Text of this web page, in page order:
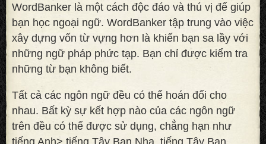
WordBanker là một cách độc đáo và thú vị để giúp
bạn học ngoại ngữ. WordBanker tập trung vào việc
xây dựng vốn từ vựng hơn là khiến bạn sa lầy với
những ngữ pháp phức tạp. Bạn chỉ được kiểm tra
những từ bạn không biết.
Tất cả các ngôn ngữ đều có thể hoán đổi cho
nhau. Bất kỳ sự kết hợp nào của các ngôn ngữ
trên đều có thể được sử dụng, chẳng hạn như
tiếng Anh> tiếng Tây Ban Nha, tiếng Tây Ban